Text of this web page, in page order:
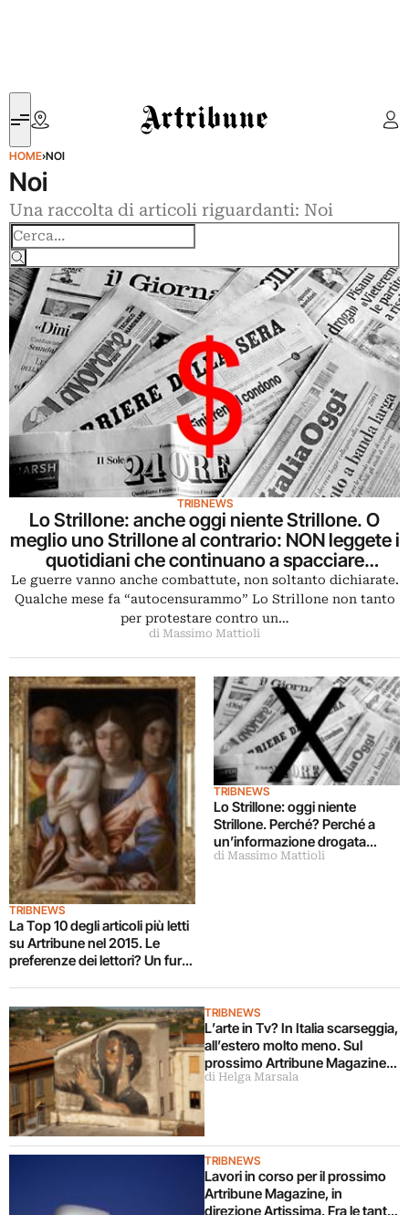
Artribune
HOME›NOI
Noi
Una raccolta di articoli riguardanti: Noi
Cerca
TRIBNEWS
Lo Strillone: anche oggi niente Strillone. O
meglio uno Strillone al contrario: NON leggete i
quotidiani che continuano a spacciare
pubblicità per articoli
Le guerre vanno anche combattute, non soltanto dichiarate.
Qualche mese fa “autocensurammo” Lo Strillone non tanto
per protestare contro un…
di Massimo Mattioli
TRIBNEWS
La Top 10 degli articoli più letti
su Artribune nel 2015. Le
preferenze dei lettori? Un furto
architettonico
TRIBNEWS
Lo Strillone: oggi niente
Strillone. Perché? Perché a
un’informazione drogata
preferiamo nessuna
di Massimo Mattioli
TRIBNEWS
L’arte in Tv? In Italia scarseggia,
all’estero molto meno. Sul
prossimo Artribune Magazine
un approfondimento succoso
di Helga Marsala
TRIBNEWS
Lavori in corso per il prossimo
Artribune Magazine, in
direzione Artissima. Fra le tante